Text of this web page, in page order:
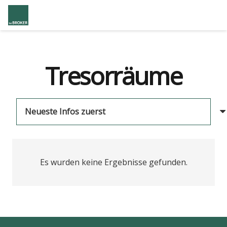
Tresorräume
Es wurden keine Ergebnisse gefunden.